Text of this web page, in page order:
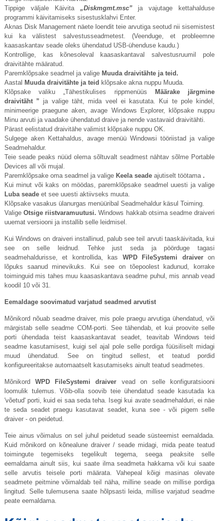
Tippige väljale Käivita „Diskmgmt.msc”
ja vajutage kettahalduse
programmi käivitamiseks sisestusklahvi Enter.
Aknas Disk Management näete loendit teie arvutiga seotud nii sisemistest
kui ka välistest salvestusseadmetest. (Veenduge, et probleemne
kaasaskantav seade oleks ühendatud USB-ühenduse kaudu.)
Kontrollige, kas kõnesoleval kaasaskantaval salvestusruumil pole
draivitähte määratud.
Paremklõpsake seadmel ja valige Muuda draivitähte ja teid.
Aastal Muuda draivitähte ja teid klõpsake akna nuppu Muuda.
Klõpsake valiku „Tähestikulises rippmenüüs
Määrake järgmine
draivitäht ” ja valige täht, mida veel ei kasutata. Kui te pole kindel,
minimeerige praegune aken, avage Windows Explorer, klõpsake nuppu
Minu arvuti ja vaadake ühendatud draive ja nende vastavaid draivitähti.
Pärast eelistatud draivitähe valimist klõpsake nuppu OK.
Sulgege aken Kettahaldus, avage menüü Windowsi tööriistad ja valige
Seadmehaldur.
Teie seade peaks nüüd olema sõltuvalt seadmest nähtav sõlme Portable
Devices all või mujal.
Paremklõpsake oma seadmel ja valige Keela seadeajutiselt töötama .
Kui minut või kaks on möödas, paremklõpsake seadmel uuesti ja valige
Luba seadeet see uuesti aktiivseks muuta.
Klõpsake vasakus ülanurgas menüüribal Seadmehaldur käsul Toiming.
ValigeOtsige riistvaramuutusi. Windows hakkab otsima seadme draiveri
uuemat versiooni ja installib selle leidmisel.
Kui Windows on draiveri installinud, palub see teil arvuti taaskäivitada, kui
see on selle leidnud. Tehke just seda ja pöörduge tagasi
seadmehaldurisse, et kontrollida, kas WPD FileSystemi draiveron
lõpuks saanud minevikuks. Kui see on tõepoolest kadunud, korrake
toiminguid mis tahes muu kaasaskantava seadme puhul, mis annab vead
koodil 10 või 31.
Eemaldage soovimatud varjatud seadmed arvutist
Mõnikord nõuab seadme draiver, mis pole praegu arvutiga ühendatud, või
märgistab selle seadme COM-porti. See tähendab, et kui proovite selle
porti ühendada teist kaasaskantavat seadet, teavitab Windows teid
seadme kasutamisest, kuigi sel ajal pole selle pordiga füüsiliselt midagi
muud ühendatud. See on tingitud sellest, et teatud pordid
konfigureeritakse automaatselt kasutamiseks ainult teatud seadmetes.
MõnikordWPD FileSystemi draiver vead on selle konfiguratsiooni
loomulik tulemus. Võib-olla soovib teie ühendatud seade kasutada ka
'võetud' porti, kuid ei saa seda teha. Isegi kui avate seadmehalduri, ei näe
te seda seadet praegu kasutavat seadet, kuna see - või pigem selle
draiver - on peidetud.
Teie ainus võimalus on sel juhul peidetud seade süsteemist eemaldada.
Kuid mõnikord on kõnealune draiver / seade midagi, mida peate teatud
toimingute tegemiseks tegelikult tegema, seega peaksite selle
eemaldama ainult siis, kui saate ilma seadmeta hakkama või kui saate
selle arvutis teisele porti määrata. Vahepeal kõigi masinas olevate
seadmete peitmine võimaldab teil näha, milline seade on millise pordiga
lingitud. Selle tulemusena saate hõlpsasti leida, millise varjatud seadme
peate eemaldama.